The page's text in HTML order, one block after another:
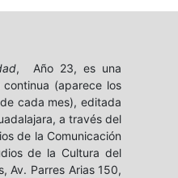
, Año 23, es una
(aparece los
cada mes), editada
a través del
de la Comunicación
de la Cultura del
Av. Parres Arias 150,